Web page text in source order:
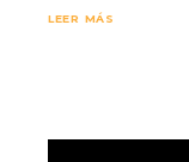
LEER MÁS